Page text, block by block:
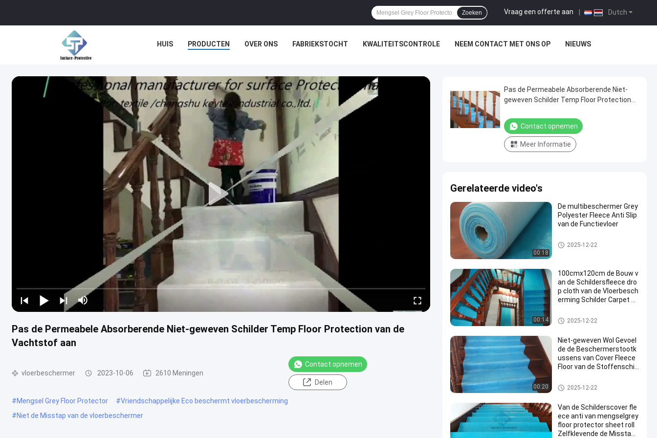
Dutch
Vraag een offerte aan
Zoeken
HUIS PRODUCTEN OVER ONS FABRIEKSTOCHT KWALITEITSCONTROLE NEEM CONTACT MET ONS OP NIEUWS
Pas de Permeabele Absorberende Niet-geweven Schilder Temp Floor Protection van de
Vachtstof aan
vloerbeschermer 2023-10-06 2610 Meningen
Contact opnemen
Delen
#Mengsel Grey Floor Protector #Vriendschappelijke Eco beschermt vloerbescherming
#Niet de Misstap van de vloerbeschermer
Pas de Permeabele Absorberende Niet-
geweven Schilder Temp Floor Protection
Contact opnemen
Meer Informatie
Gerelateerde video's
00:18
De multibeschermer Grey
Polyester Fleece Anti Slip
van de Functievloer
vloerbeschermer
2025-12-22
00:14
100cmx120cm de Bouw v
an de Schildersfleece dro
p cloth van de Vloerbesch
erming Schilder Carpet R
vloerbeschermer
2025-12-22
00:20
Niet-geweven Wol Gevoel
de de Beschermerstootk
ussens van Cover Fleece
Floor van de Stoffenschil
vloerbeschermer
2025-12-22
Van de Schilderscover fle
ece anti van mengselgrey
floor protector sheet roll
Zelfklevende de Misstap